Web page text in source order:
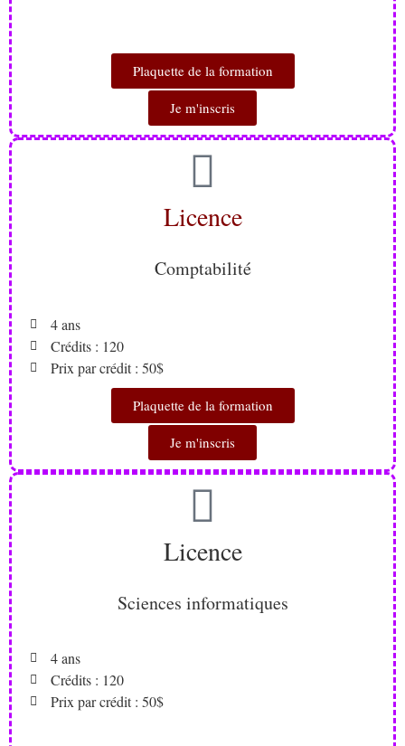
Plaquette de la formation
Je m'inscris
Licence
Comptabilité
4 ans
Crédits : 120
Prix par crédit : 50$
Plaquette de la formation
Je m'inscris
Licence
Sciences informatiques
4 ans
Crédits : 120
Prix par crédit : 50$